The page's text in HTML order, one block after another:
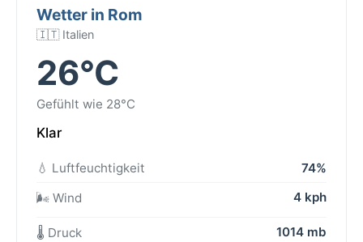
Wetter in Rom
🇮🇹 Italien
26°C
Gefühlt wie 28°C
Klar
💧 Luftfeuchtigkeit
74%
🌬️ Wind
4 kph
🌡️ Druck 1014 mb